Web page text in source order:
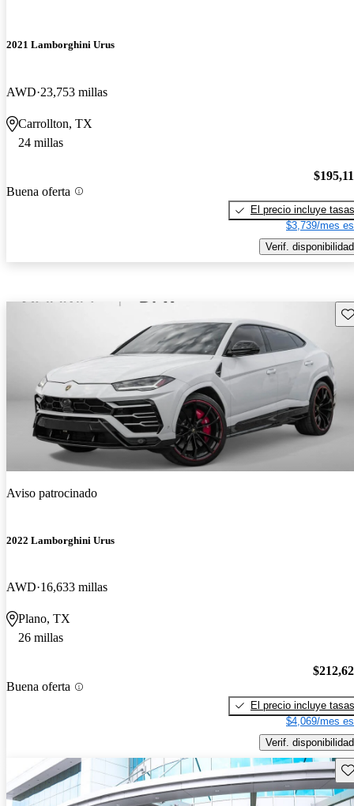
2021 Lamborghini Urus
AWD 23,753 millas
Carrollton, TX
24 millas
Buena oferta
El precio incluye tasas
$3,739/mes
Verif. disponibilidad
Aviso patrocinado
2022 Lamborghini Urus
AWD 16,633 millas
Plano, TX
26 millas
Buena oferta
El precio incluye tasas
$4,069/mes
Verif. disponibilidad